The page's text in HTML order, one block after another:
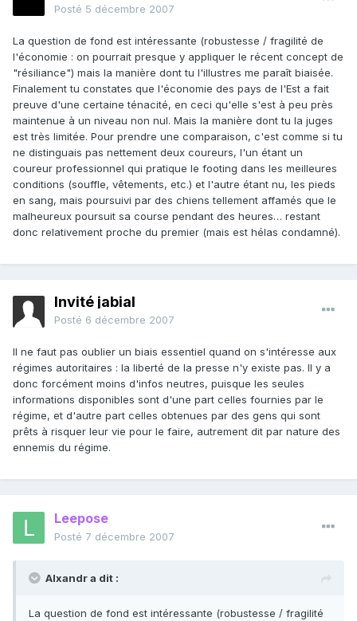
Posté 5 décembre 2007
La question de fond est intéressante (robustesse / fragilité de
l'économie : on pourrait presque y appliquer le récent concept de
"résiliance") mais la manière dont tu l'illustres me paraît biaisée.
Finalement tu constates que l'économie des pays de l'Est a fait
preuve d'une certaine ténacité, en ceci qu'elle s'est à peu près
maintenue à un niveau non nul. Mais la manière dont tu la juges
est très limitée. Pour prendre une comparaison, c'est comme si tu
ne distinguais pas nettement deux coureurs, l'un étant un
coureur professionnel qui pratique le footing dans les meilleures
conditions (souffle, vêtements, etc.) et l'autre étant nu, les pieds
en sang, mais poursuivi par des chiens tellement affamés que le
malheureux poursuit sa course pendant des heures… restant
donc relativement proche du premier (mais est hélas condamné).
Invité jabial
Posté 6 décembre 2007
Il ne faut pas oublier un biais essentiel quand on s'intéresse aux
régimes autoritaires : la liberté de la presse n'y existe pas. Il y a
donc forcément moins d'infos neutres, puisque les seules
informations disponibles sont d'une part celles fournies par le
régime, et d'autre part celles obtenues par des gens qui sont
prêts à risquer leur vie pour le faire, autrement dit par nature des
ennemis du régime.
Leepose
Posté 7 décembre 2007
Alxandr a dit :
La question de fond est intéressante (robustesse / fragilité